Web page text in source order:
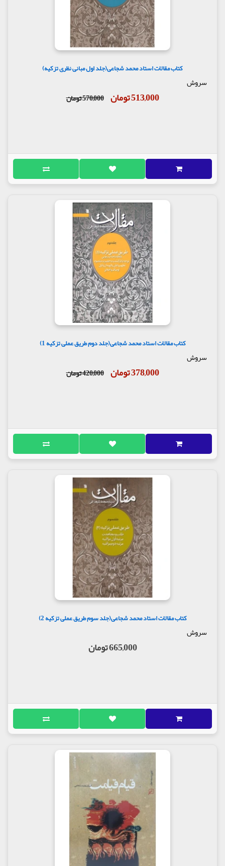
کتاب مقالات استاد محمد شجاعی(جلد اول مبانی نظری تزکیه)
سروش
513,000 تومان 570,000 تومان
کتاب مقالات استاد محمد شجاعی(جلد دوم طریق عملی تزکیه 1)
سروش
378,000 تومان 420,000 تومان
کتاب مقالات استاد محمد شجاعی(جلد سوم طریق عملی تزکیه 2)
سروش
665,000 تومان